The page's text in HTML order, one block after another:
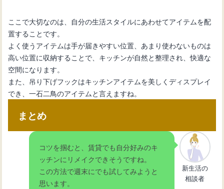
ここで大切なのは、自分の生活スタイルにあわせてアイテムを配
置することです。
よく使うアイテムは手が届きやすい位置、あまり使わないものは
高い位置に収納することで、キッチンが自然と整理され、快適な
空間になります。
また、吊り下げフックはキッチンアイテムを美しくディスプレイ
でき、一石二鳥のアイテムと言えますね。
まとめ
コツを掴むと、賃貸でも自分好みのキ
ッチンにリメイクできそうですね。
この方法で週末にでも試してみようと
思います。
新生活の
相談者